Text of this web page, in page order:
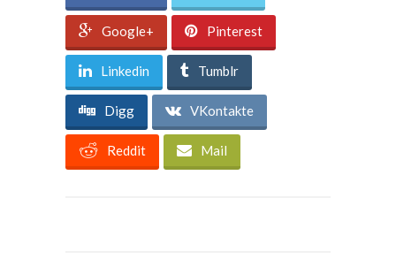
Google+ Pinterest
Linkedin Tumblr
Digg VKontakte
Reddit Mail